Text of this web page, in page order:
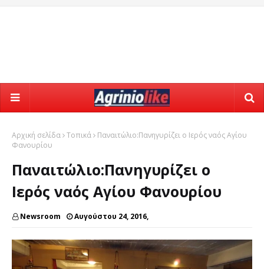
Αρχική σελίδα Τοπικά
Παναιτώλιο:Πανηγυρίζει ο Ιερός ναός Αγίου
Φανουρίου
Παναιτώλιο:Πανηγυρίζει ο
Ιερός ναός Αγίου Φανουρίου
Newsroom Αυγούστου 24, 2016,